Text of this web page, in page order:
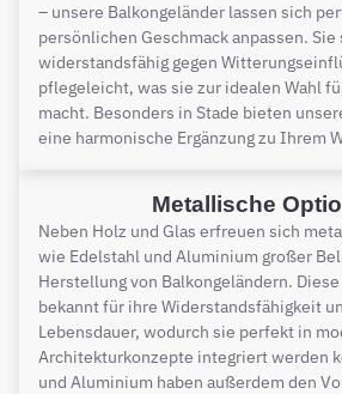
– unsere Balkongeländer lassen sich
persönlichen Geschmack anpassen.
widerstandsfähig gegen
pflegeleicht, was sie zur idealen Wahl
macht. Besonders in Stade bieten
eine harmonische Ergänzung zu Ihrem
Metallische
Neben Holz und Glas erfreuen sich
wie Edelstahl und Aluminium großer
Herstellung von Balkongeländern.
bekannt für ihre Widerstandsfähigkeit
Lebensdauer, wodurch sie perfekt in
Architekturkonzepte integriert werden
und Aluminium haben außerdem den